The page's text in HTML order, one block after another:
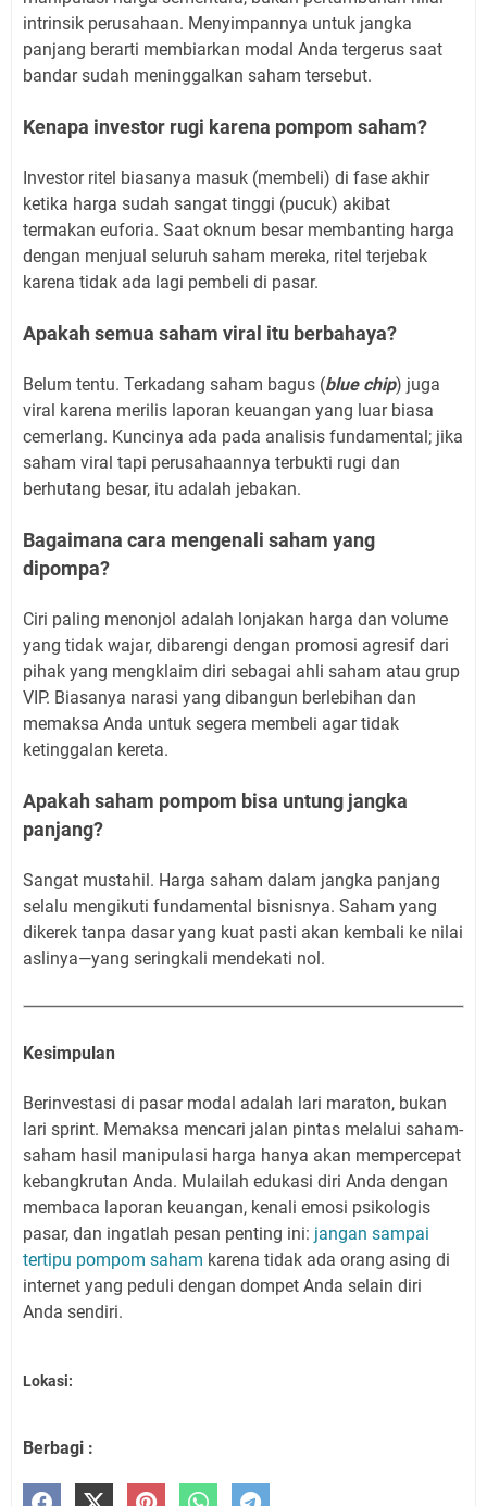
intrinsik perusahaan. Menyimpannya untuk jangka
panjang berarti membiarkan modal Anda tergerus saat
bandar sudah meninggalkan saham tersebut.
Kenapa investor rugi karena pompom saham?
Investor ritel biasanya masuk (membeli) di fase akhir
ketika harga sudah sangat tinggi (pucuk) akibat
termakan euforia. Saat oknum besar membanting harga
dengan menjual seluruh saham mereka, ritel terjebak
karena tidak ada lagi pembeli di pasar.
Apakah semua saham viral itu berbahaya?
Belum tentu. Terkadang saham bagus (blue chip) juga
viral karena merilis laporan keuangan yang luar biasa
cemerlang. Kuncinya ada pada analisis fundamental; jika
saham viral tapi perusahaannya terbukti rugi dan
berhutang besar, itu adalah jebakan.
Bagaimana cara mengenali saham yang
dipompa?
Ciri paling menonjol adalah lonjakan harga dan volume
yang tidak wajar, dibarengi dengan promosi agresif dari
pihak yang mengklaim diri sebagai ahli saham atau grup
VIP. Biasanya narasi yang dibangun berlebihan dan
memaksa Anda untuk segera membeli agar tidak
ketinggalan kereta.
Apakah saham pompom bisa untung jangka
panjang?
Sangat mustahil. Harga saham dalam jangka panjang
selalu mengikuti fundamental bisnisnya. Saham yang
dikerek tanpa dasar yang kuat pasti akan kembali ke nilai
aslinya—yang seringkali mendekati nol.
Kesimpulan
Berinvestasi di pasar modal adalah lari maraton, bukan
lari sprint. Memaksa mencari jalan pintas melalui saham-
saham hasil manipulasi harga hanya akan mempercepat
kebangkrutan Anda. Mulailah edukasi diri Anda dengan
membaca laporan keuangan, kenali emosi psikologis
pasar, dan ingatlah pesan penting ini: jangan sampai
tertipu pompom saham karena tidak ada orang asing di
internet yang peduli dengan dompet Anda selain diri
Anda sendiri.
Lokasi:
Berbagi :